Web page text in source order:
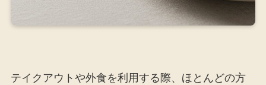
テイクアウトや外食を利用する際、ほとんどの方